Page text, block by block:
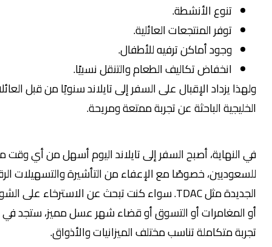
تنوع الأنشطة.
توفر المنتجعات العائلية.
وجود أماكن ترفيه للأطفال.
انخفاض تكاليف الطعام والتنقل نسبيًا.
يزداد الإقبال على السفر إلى تايلاند سنويًا من قبل العائلات
الباحثة عن تجربة ممتعة ومريحة.
أصبح السفر إلى تايلاند اليوم أسهل من أي وقت مضى
خصوصًا مع الإعفاء من التأشيرة والتسهيلات الرقمية
الجديدة مثل TDAC. سواء كنت تبحث عن الاسترخاء على الشواطئ
أو التسوق أو قضاء شهر عسل مميز، ستجد في تايلاند
متكاملة تناسب مختلف الميزانيات والأذواق.